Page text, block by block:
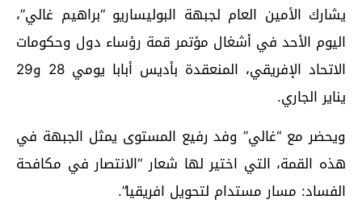
يشارك الأمين العام لجبهة البوليساريو “براهيم غالي”،
اليوم الأحد في أشغال مؤتمر قمة رؤساء دول وحكومات
الاتحاد الإفريقي، المنعقدة بأديس أبابا يومي 28 و29
يناير الجاري.
ويحضر مع “غالي” وفد رفيع المستوى يمثل الجبهة في
هذه القمة، التي اختير لها شعار “الانتصار في مكافحة
الفساد: مسار مستدام لتحويل افريقيا”.